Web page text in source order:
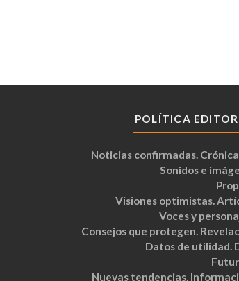
POLÍTICA
Noticias confirmadas.
Sonidos e
Visiones optimistas.
Voces y
Consejos que protegen.
Datos de utilidad.
Nuevas tendencias.